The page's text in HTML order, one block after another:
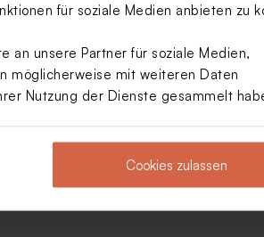
für soziale Medien anbieten zu
an unsere Partner für soziale Medien,
möglicherweise mit weiteren Daten
Nutzung der Dienste gesammelt
Cookies zulassen